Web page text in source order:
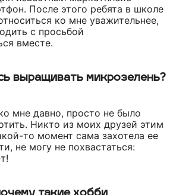
После этого ребята в школе
ко мне уважительнее,
с просьбой
вместе.
выращивать микрозелень?
мне давно, просто не было
Никто из моих друзей этим
то момент сама захотела ее
не могу не похвастаться: